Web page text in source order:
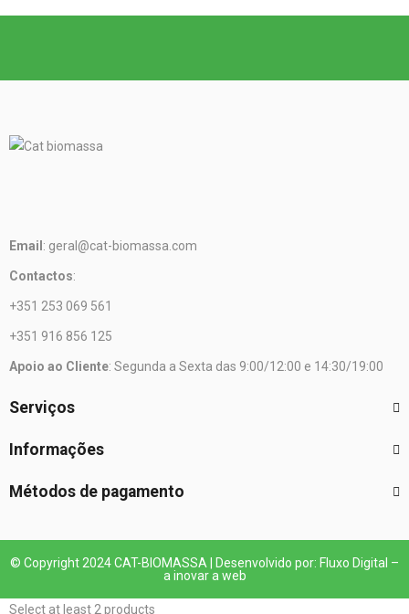
Email : geral@cat-biomassa.com
Contactos:
+351 253 069 561
+351 916 856 125
Apoio ao Cliente: Segunda a Sexta das 9:00/12:00 e 14:30/19:00
Serviços
Informações
Métodos de pagamento
© Copyright 2024 CAT-BIOMASSA | Desenvolvido por: Fluxo Digital –
a inovar a web
Select at least 2 products